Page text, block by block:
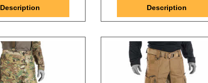
Description Description